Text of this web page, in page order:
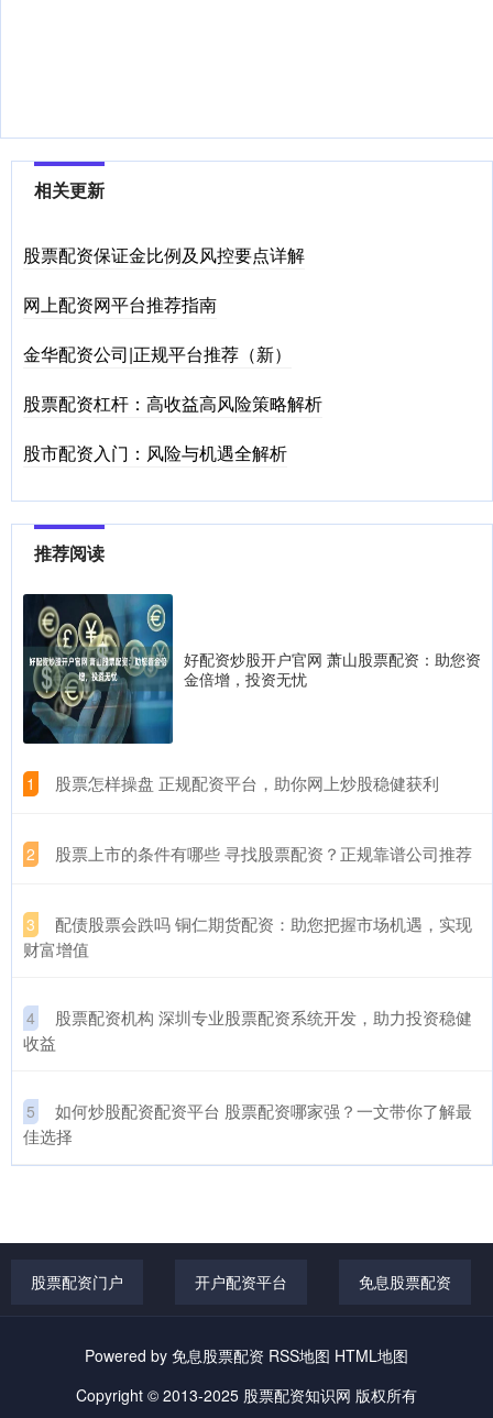
相关更新
股票配资保证金比例及风控要点详解
网上配资网平台推荐指南
金华配资公司|正规平台推荐（新）
股票配资杠杆：高收益高风险策略解析
股市配资入门：风险与机遇全解析
推荐阅读
好配资炒股开户官网 萧山股票配资：助您资
金倍增，投资无忧
1 ​股票怎样操盘 正规配资平台，助你网上炒股稳健获利
2 ​股票上市的条件有哪些 寻找股票配资？正规靠谱公司推荐
3
​配债股票会跌吗 铜仁期货配资：助您把握市场机遇，实现
财富增值
4
​股票配资机构 深圳专业股票配资系统开发，助力投资稳健
收益
5
​如何炒股配资配资平台 股票配资哪家强？一文带你了解最
佳选择
股票配资门户 开户配资平台 免息股票配资
Powered by 免息股票配资 RSS地图 HTML地图
Copyright © 2013-2025 股票配资知识网 版权所有